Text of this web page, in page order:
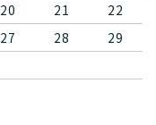
20 21
22
27 28
29